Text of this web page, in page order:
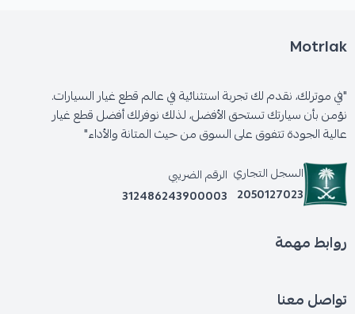
Motrlak
"في موترلك، نقدم لك تجربة استثنائية في عالم قطع غيار السيارات.
نؤمن بأن سيارتك تستحق الأفضل، لذلك نوفرلك أفضل قطع غيار
عالية الجودة تتفوق على السوق من حيث المتانة والأداء"
السجل التجاري
2050127023
الرقم الضريبي
312486243900003
روابط مهمة
تواصل معنا